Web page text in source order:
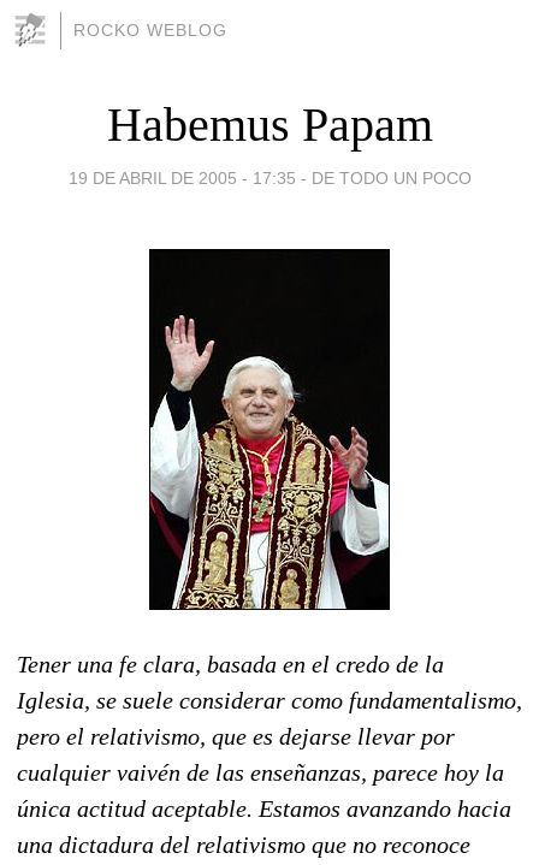
ROCKO WEBLOG
Habemus Papam
19 DE ABRIL DE 2005 - 17:35 - DE TODO UN POCO
Tener una fe clara, basada en el credo de la
Iglesia, se suele considerar como fundamentalismo,
pero el relativismo, que es dejarse llevar por
cualquier vaivén de las enseñanzas, parece hoy la
única actitud aceptable. Estamos avanzando hacia
una dictadura del relativismo que no reconoce